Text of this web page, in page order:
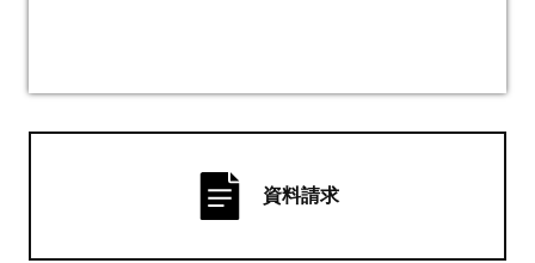
資料請求